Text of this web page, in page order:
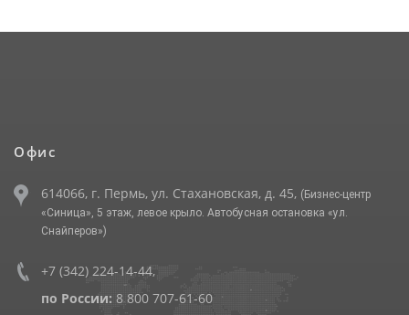
Офис
614066, г. Пермь, ул. Стахановская, д. 45, (Бизнес-центр
«Синица», 5 этаж, левое крыло. Автобусная остановка «ул.
Снайперов»)
+7 (342) 224-14-44,
по России: 8 800 707-61-60